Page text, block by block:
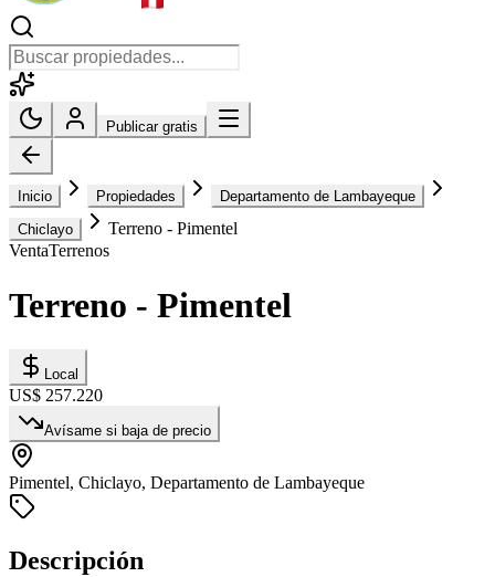
Publicar gratis
Inicio Propiedades
Departamento de Lambayeque
Chiclayo
Terreno - Pimentel
VentaTerrenos
Terreno - Pimentel
Local
US$ 257.220
Avísame si baja de precio
Pimentel, Chiclayo, Departamento de Lambayeque
Descripción